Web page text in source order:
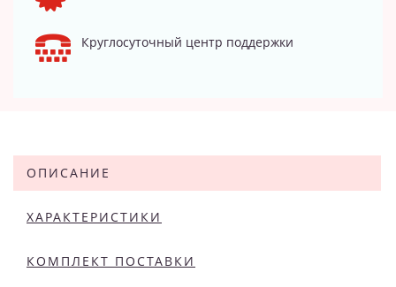
Круглосуточный центр поддержки
ОПИСАНИЕ
ХАРАКТЕРИСТИКИ
КОМПЛЕКТ ПОСТАВКИ